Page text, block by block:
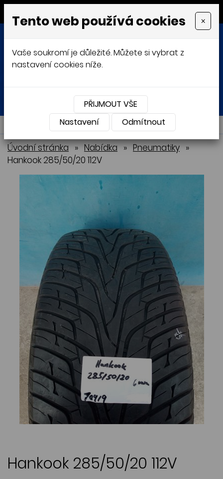
MENU
Přihlásit Košík
NABÍDKA
Úvodní stránka » Nabídka » Pneumatiky »
Hankook 285/50/20 112V
Hankook 285/50/20 112V
Tento web používá cookies ×
Vaše soukromí je důležité. Můžete si vybrat z
nastavení cookies níže.
PŘIJMOUT VŠE
Nastavení
Odmítnout